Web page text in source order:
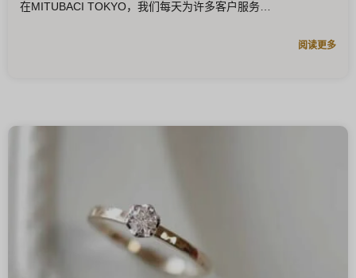
在MITUBACI TOKYO，我们每天为许多客户服务
阅读更多